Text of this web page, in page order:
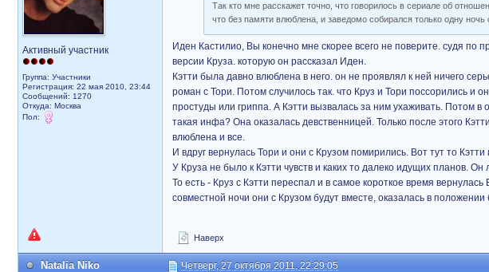
Активный участник
Группа: Участники
Регистрация: 22 мая 2010, 23:44
Сообщений: 1270
Откуда: Москва
Пол:
Так кто мне расскажет точно, что говорилось в сериале об
что без памяти влюблена, и заведомо собирался только одну
Иден Кастилио, Вы конечно мне скорее всего не поверите. судя по
версии Круза. которую он рассказал Иден.
Кэтти была давно влюблена в него. он не проявлял к ней ничего
роман с Тори. Потом случилось так. что Круз и Тори поссорились и
простуды или гриппа. А Кэтти вызвалась за ним ухаживать. Потом
такая инфа? Она оказалась девственницей. Только после этого
влюблена и все.
И вдруг вернулась Тори и они с Крузом помирились. Вот тут то Кэтти
У Круза не было к Кэтти чувств и каких то далеко идущих планов. Он
То есть - Круз с Кэтти переспал и в самое короткое время
совместной ночи они с Крузом будут вместе, оказалась в
Наверх
Natalia Niko Четверг, 27 октября 2011, 22:29:05